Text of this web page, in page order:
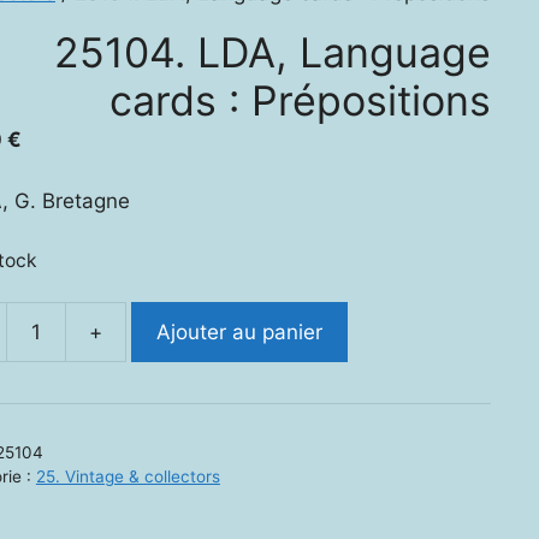
25104. LDA, Language
cards : Prépositions
€
G. Bretagne
+ Ajouter au panier
: 25. Vintage & collectors